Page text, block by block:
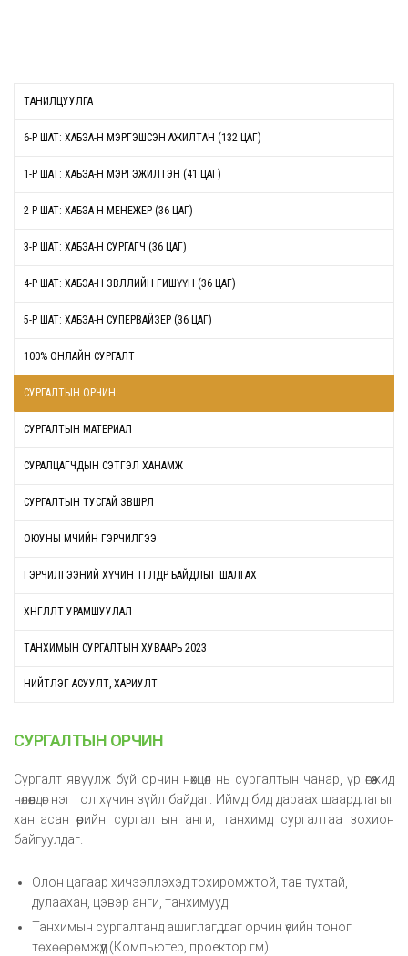
ТАНИЛЦУУЛГА
6-Р ШАТ: ХАБЭА-Н МЭРГЭШСЭН АЖИЛТАН (132 ЦАГ)
1-Р ШАТ: ХАБЭА-Н МЭРГЭЖИЛТЭН (41 ЦАГ)
2-Р ШАТ: ХАБЭА-Н МЕНЕЖЕР (36 ЦАГ)
3-Р ШАТ: ХАБЭА-Н СУРГАГЧ (36 ЦАГ)
4-Р ШАТ: ХАБЭА-Н ЗӨВЛӨЛИЙН ГИШҮҮН (36 ЦАГ)
5-Р ШАТ: ХАБЭА-Н СУПЕРВАЙЗЕР (36 ЦАГ)
100% ОНЛАЙН СУРГАЛТ
СУРГАЛТЫН ОРЧИН
СУРГАЛТЫН МАТЕРИАЛ
СУРАЛЦАГЧДЫН СЭТГЭЛ ХАНАМЖ
СУРГАЛТЫН ТУСГАЙ ЗӨВШӨӨРӨЛ
ОЮУНЫ ӨМЧИЙН ГЭРЧИЛГЭЭ
ГЭРЧИЛГЭЭНИЙ ХҮЧИН ТӨГӨЛДӨР БАЙДЛЫГ ШАЛГАХ
ХӨНГӨЛӨЛТ УРАМШУУЛАЛ
ТАНХИМЫН СУРГАЛТЫН ХУВААРЬ 2023
НИЙТЛЭГ АСУУЛТ, ХАРИУЛТ
СУРГАЛТЫН ОРЧИН
Сургалт явуулж буй орчин нөхцөл нь сургалтын чанар, үр өгөөжид
нөлөөлдөг нэг гол хүчин зүйл байдаг. Иймд бид дараах шаардлагыг
хангасан өөрийн сургалтын анги, танхимд сургалтаа зохион
байгуулдаг.
Олон цагаар хичээллэхэд тохиромжтой, тав тухтай,
дулаахан, цэвэр анги, танхимууд
Танхимын сургалтанд ашиглагддаг орчин үеийн тоног
төхөөрөмжүүд (Компьютер, проектор гм)